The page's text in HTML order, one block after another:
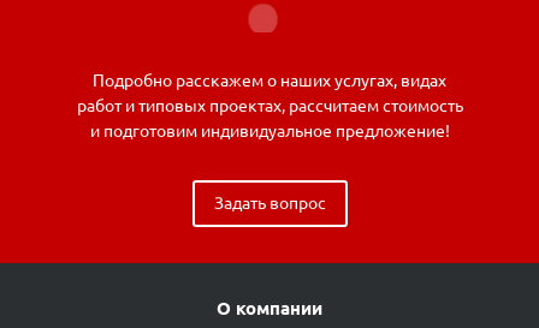
Подробно расскажем о наших услугах, видах
работ и типовых проектах, рассчитаем стоимость
и подготовим индивидуальное предложение!
Задать вопрос
О компании